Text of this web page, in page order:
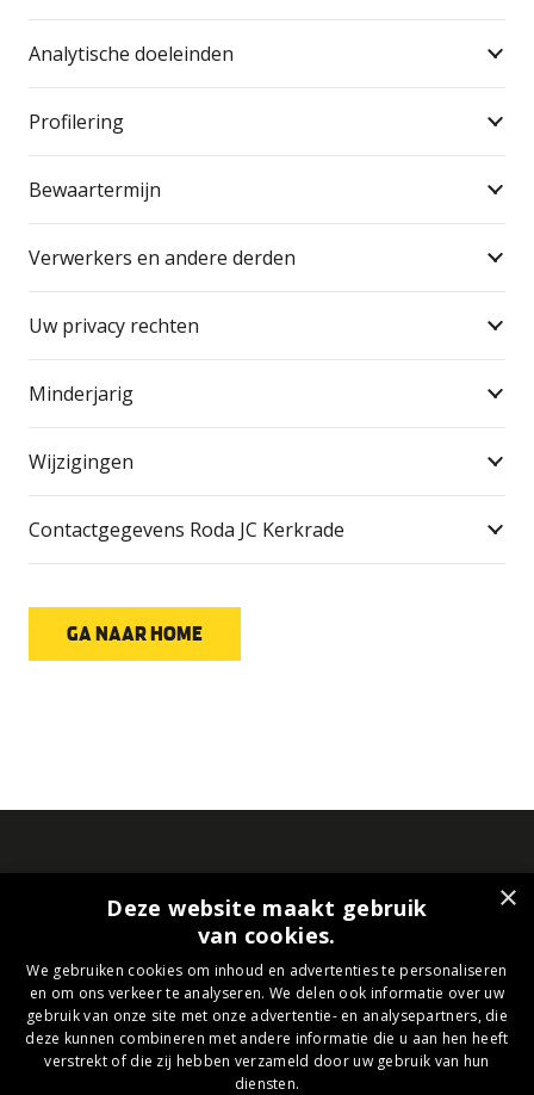
Analytische doeleinden
Profilering
Bewaartermijn
Verwerkers en andere derden
Uw privacy rechten
Minderjarig
Wijzigingen
Contactgegevens Roda JC Kerkrade
GA NAAR HOME
Roda JC Business Collectief
×
Deze website maakt gebruik
van cookies.
We gebruiken cookies om inhoud en advertenties te personaliseren
en om ons verkeer te analyseren. We delen ook informatie over uw
gebruik van onze site met onze advertentie- en analysepartners, die
deze kunnen combineren met andere informatie die u aan hen heeft
verstrekt of die zij hebben verzameld door uw gebruik van hun
diensten.